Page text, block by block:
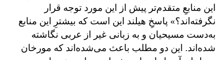
این منابعِ متقدم‌تر پیش از این مورد توجه قرار
نگرفته‌اند؟» پاسخِ هیلند این است که بیشترِ این منابع
به‌دست مسیحیان و به زبانی غیر از عربی نگاشته
شده‌اند. این دو مطلب باعث می‌شده‌اند که مورخان